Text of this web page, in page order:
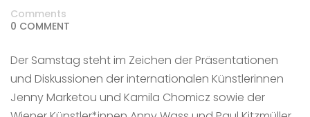
Comments
0 COMMENT
Der Samstag steht im Zeichen der Präsentationen
und Diskussionen der internationalen Künstlerinnen
Jenny Marketou und Kamila Chomicz sowie der